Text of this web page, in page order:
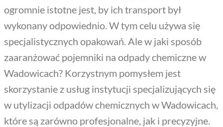
ogromnie istotne jest, by ich transport był
wykonany odpowiednio. W tym celu używa się
specjalistycznych opakowań. Ale w jaki sposób
zaaranżować pojemniki na odpady chemiczne w
Wadowicach? Korzystnym pomysłem jest
skorzystanie z usług instytucji specjalizujących się
w utylizacji odpadów chemicznych w Wadowicach,
które są zarówno profesjonalne, jak i precyzyjne.